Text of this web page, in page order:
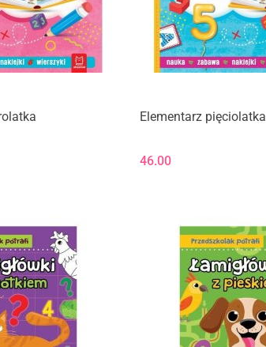
Elementarz pięciolatka
46.00